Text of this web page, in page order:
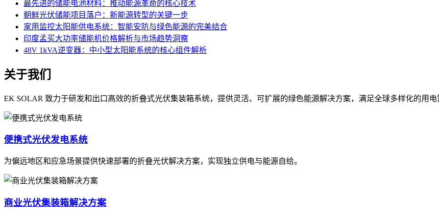
最先进的储能电池材料：推动能源革命的核心技术
朝鲜光伏储能项目落户：新能源转型的关键一步
家用监控太阳能供电系统：智能安防与绿色能源的完美结合
印度孟买大功率储能机价格解析与市场趋势洞察
48V 1kVA逆变器：中小型太阳能系统的核心组件解析
关于我们
EK SOLAR 致力于研发和出口高效的折叠式光伏集装箱系统，提供灵活、可扩展的绿色能源解决方案，满足全球多样化的用电
便携式光伏发电系统
为偏远地区和应急场景提供快速部署的折叠光伏解决方案，实现独立供电与能源自给。
商业光伏集装箱解决方案